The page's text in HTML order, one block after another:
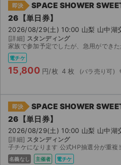
即決
SPACE SHOWER
26【単日券】
2026/08/29(土) 10:00 山梨 山中湖
[詳細] スタンディング
家族で参加予定でしたが、急用ができたため出品いたします。4枚ま
電チケ
15,800 円/枚 4 枚
即決
SPACE SHOWER
26【単日券】
2026/08/29(土) 10:00 山梨 山中湖
[詳細] スタンディング
子チケになります 公式HP抽選分が重複当選したため出品 ローチケにて分配時
名義なし 主催者 電チケ